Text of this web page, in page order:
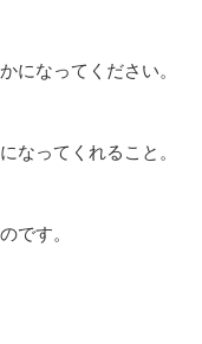
になってください。
なってくれること。
です。